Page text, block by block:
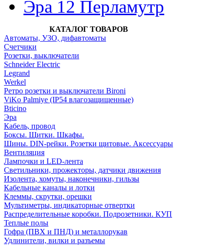
Эра 12 Перламутр
КАТАЛОГ ТОВАРОВ
Автоматы, УЗО, дифавтоматы
Счетчики
Розетки, выключатели
Schneider Electric
Legrand
Werkel
Ретро розетки и выключатели Bironi
ViKo Palmiye (IP54 влагозащищенные)
Bticino
Эра
Кабель, провод
Боксы. Щитки. Шкафы.
Шины. DIN-рейки. Розетки щитовые. Аксессуары
Вентиляция
Лампочки и LED-лента
Светильники, прожекторы, датчики движения
Изолента, хомуты, наконечники, гильзы
Кабельные каналы и лотки
Клеммы, скрутки, орешки
Мультиметры, индикаторные отвертки
Распределительные коробки. Подрозетники. КУП
Теплые полы
Гофра (ПВХ и ПНД) и металлорукав
Удлинители, вилки и разъемы